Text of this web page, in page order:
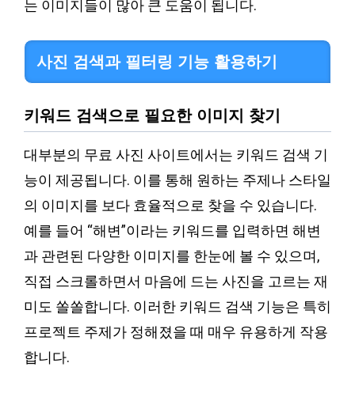
는 이미지들이 많아 큰 도움이 됩니다.
사진 검색과 필터링 기능 활용하기
키워드 검색으로 필요한 이미지 찾기
대부분의 무료 사진 사이트에서는 키워드 검색 기
능이 제공됩니다. 이를 통해 원하는 주제나 스타일
의 이미지를 보다 효율적으로 찾을 수 있습니다.
예를 들어 “해변”이라는 키워드를 입력하면 해변
과 관련된 다양한 이미지를 한눈에 볼 수 있으며,
직접 스크롤하면서 마음에 드는 사진을 고르는 재
미도 쏠쏠합니다. 이러한 키워드 검색 기능은 특히
프로젝트 주제가 정해졌을 때 매우 유용하게 작용
합니다.